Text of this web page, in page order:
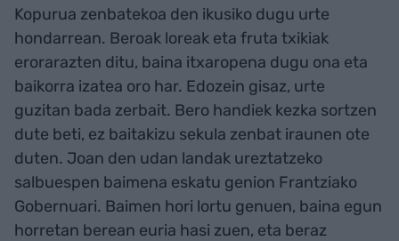
Kopurua zenbatekoa den ikusiko dugu urte
hondarrean. Beroak loreak eta fruta txikiak
erorarazten ditu, baina itxaropena dugu ona eta
baikorra izatea oro har. Edozein gisaz, urte
guzitan bada zerbait. Bero handiek kezka sortzen
dute beti, ez baitakizu sekula zenbat iraunen ote
duten. Joan den udan landak ureztatzeko
salbuespen baimena eskatu genion Frantziako
Gobernuari. Baimen hori lortu genuen, baina egun
horretan berean euria hasi zuen, eta beraz